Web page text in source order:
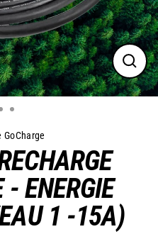
(Esc)
GoCharge
ENERGIE
1 -15A)